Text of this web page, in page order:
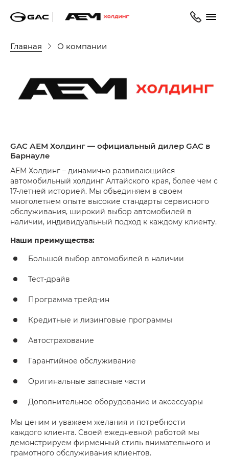
Главная О компании
GAC АЕМ Холдинг — официальный дилер GAC в
Барнауле
АЕМ Холдинг – динамично развивающийся
автомобильный холдинг Алтайского края, более чем с
17-летней историей. Мы объединяем в своем
многолетнем опыте высокие стандарты сервисного
обслуживания, широкий выбор автомобилей в
наличии, индивидуальный подход к каждому клиенту.
Наши преимущества:
Большой выбор автомобилей в наличии
Тест-драйв
Программа трейд-ин
Кредитные и лизинговые программы
Автострахование
Гарантийное обслуживание
Оригинальные запасные части
Дополнительное оборудование и аксессуары
Мы ценим и уважаем желания и потребности
каждого клиента. Своей ежедневной работой мы
демонстрируем фирменный стиль внимательного и
грамотного обслуживания клиентов.